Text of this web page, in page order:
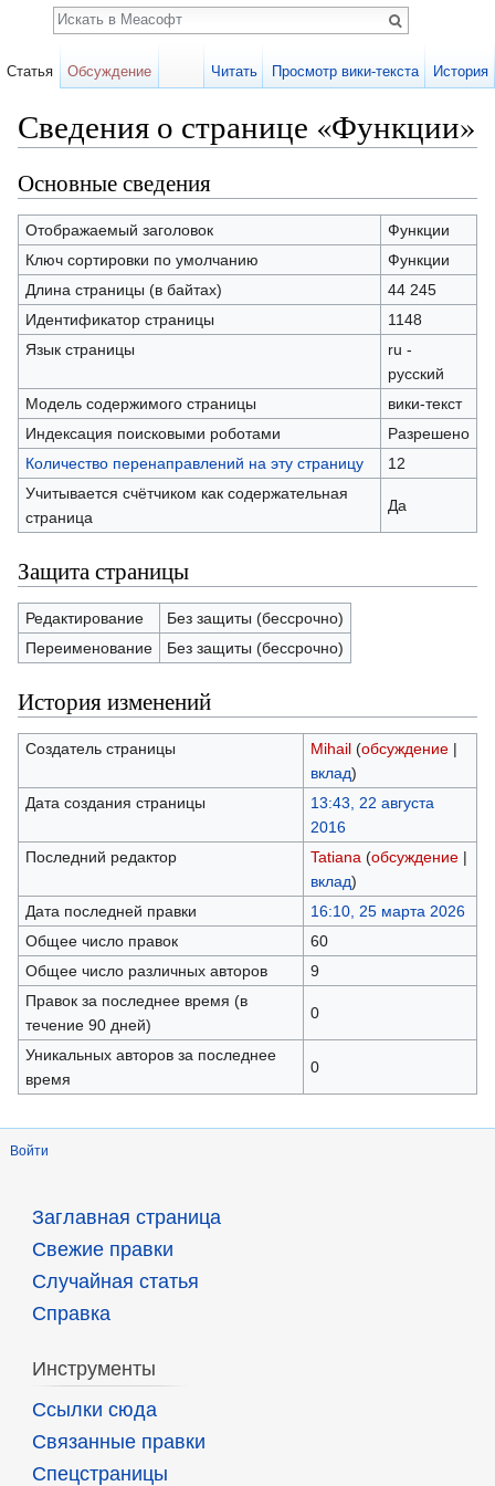
Сведения о странице «Функции»
Основные сведения
Отображаемый заголовок
Функции
Ключ сортировки по умолчанию
Функции
Длина страницы (в байтах)
44 245
Идентификатор страницы
1148
Язык страницы
ru -
русский
Модель содержимого страницы
вики-текст
Индексация поисковыми роботами
Разрешено
Количество перенаправлений на эту страницу
12
Учитывается счётчиком как содержательная
страница
Да
Защита страницы
Редактирование
Без защиты (бессрочно)
Переименование
Без защиты (бессрочно)
История изменений
Создатель страницы Mihail (обсуждение|
вклад)
Дата создания страницы
13:43, 22 августа
2016
Последний редактор
Tatiana (обсуждение|
вклад)
Дата последней правки
16:10, 25 марта 2026
Общее число правок
60
Общее число различных авторов
9
Правок за последнее время (в
течение 90 дней)
0
Уникальных авторов за последнее
время
0
Войти
Статья Обсуждение Читать Просмотр вики-текста История
Поиск
Заглавная страница
Свежие правки
Случайная статья
Справка
Инструменты
Ссылки сюда
Связанные правки
Спецстраницы